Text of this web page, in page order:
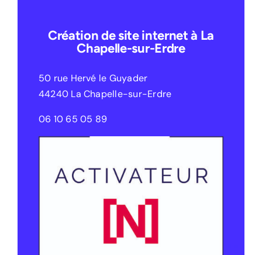
Création de site internet à La
Chapelle-sur-Erdre
50 rue Hervé le Guyader
44240 La Chapelle-sur-Erdre
06 10 65 05 89